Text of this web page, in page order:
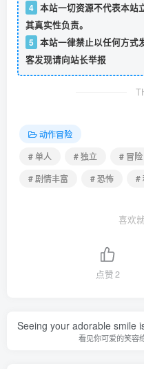
4 本站一切资源不代表本站
其真实性负责。
5 本站一律禁止以任何方式
客发现请向站长举报
动作冒险
# 单人
# 独立 # 冒险
# 剧情丰富
# 恐怖 #
喜欢
点赞2
Seeing your adorable smile
看见你可爱的笑容